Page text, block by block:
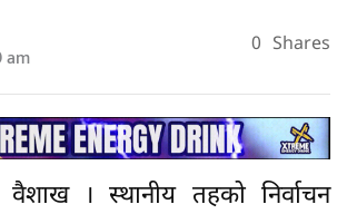
am 0 Shares
। स्थानीय तहको निर्वाचन